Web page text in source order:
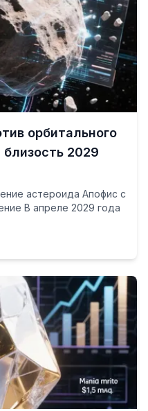
орбитального
2029
астероида Апофис с
В апреле 2029 года